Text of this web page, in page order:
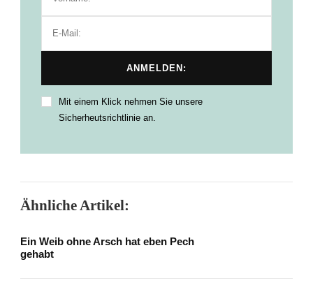
Mit einem Klick nehmen Sie unsere
Sicherheutsrichtlinie an.
Ähnliche Artikel:
Ein Weib ohne Arsch hat eben Pech
gehabt